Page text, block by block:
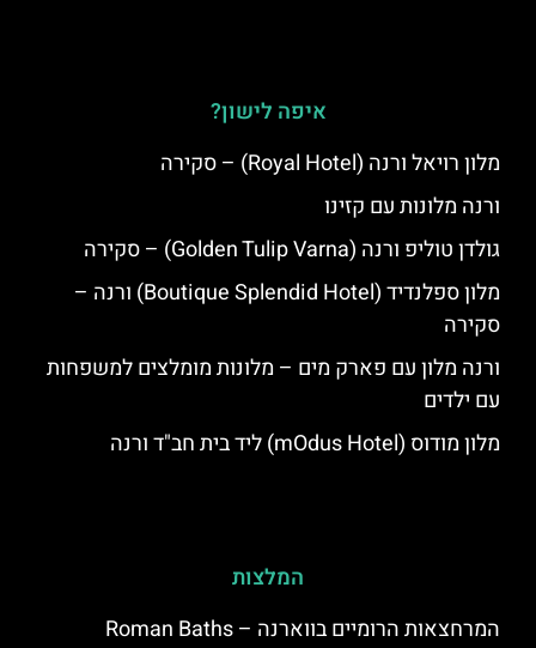
איפה לישון?
מלון רויאל ורנה (Royal Hotel) – סקירה
ורנה מלונות עם קזינו
גולדן טוליפ ורנה (Golden Tulip Varna) – סקירה
מלון ספלנדיד (Boutique Splendid Hotel) ורנה –
סקירה
ורנה מלון עם פארק מים – מלונות מומלצים למשפחות
עם ילדים
מלון מודוס (mOdus Hotel) ליד בית חב"ד ורנה
המלצות
המרחצאות הרומיים בווארנה – Roman Baths